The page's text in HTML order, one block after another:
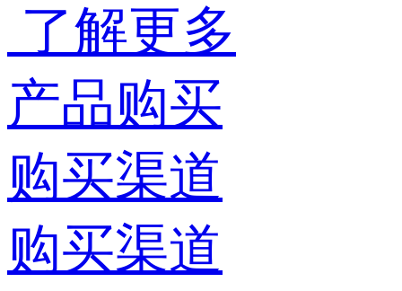
了解更多
产品购买
购买渠道
购买渠道